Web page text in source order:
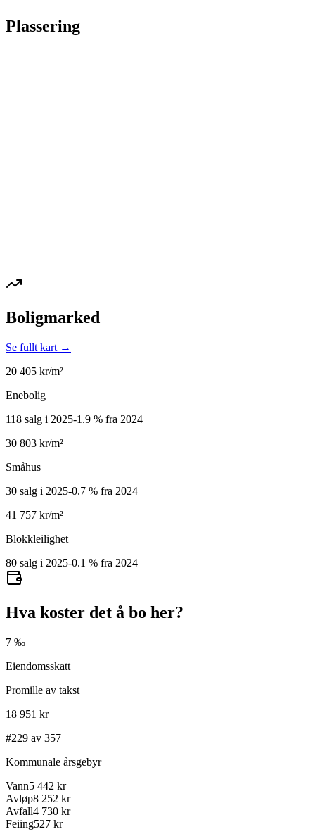
Plassering
Boligmarked
Se fullt kart →
20 405 kr/m²
Enebolig
118 salg i 2025-1.9 % fra 2024
30 803 kr/m²
Småhus
30 salg i 2025-0.7 % fra 2024
41 757 kr/m²
Blokkleilighet
80 salg i 2025-0.1 % fra 2024
Hva koster det å bo her?
7 ‰
Eiendomsskatt
Promille av takst
18 951 kr
#229 av 357
Kommunale årsgebyr
Vann5 442 kr
Avløp8 252 kr
Avfall4 730 kr
Feiing527 kr